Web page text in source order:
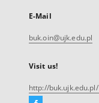
E-Mail
buk.oin@ujk.edu.pl
Visit us!
http://buk.ujk.edu.pl/